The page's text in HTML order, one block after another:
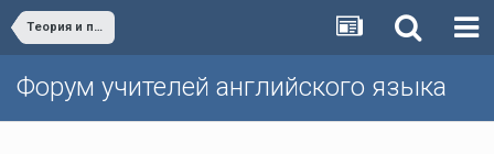
Теория и практика обучения английскому языку
Форум учителей английского языка